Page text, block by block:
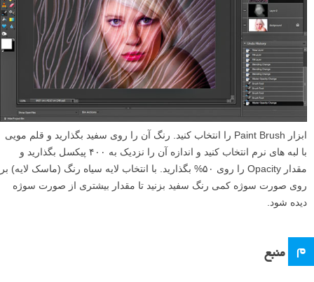
ابزار Paint Brush را انتخاب کنید. رنگ آن را روی سفید بگذارید و قلم مویی
با لبه های نرم انتخاب کنید و اندازه آن را نزدیک به ۴۰۰ پیکسل بگذارید و
مقدار Opacity را روی ۵۰% بگذارید. با انتخاب لایه سیاه رنگ (ماسک لایه) بر
روی صورت سوژه کمی رنگ سفید بزنید تا مقدار بیشتری از صورت سوژه
دیده شود.
م منبع